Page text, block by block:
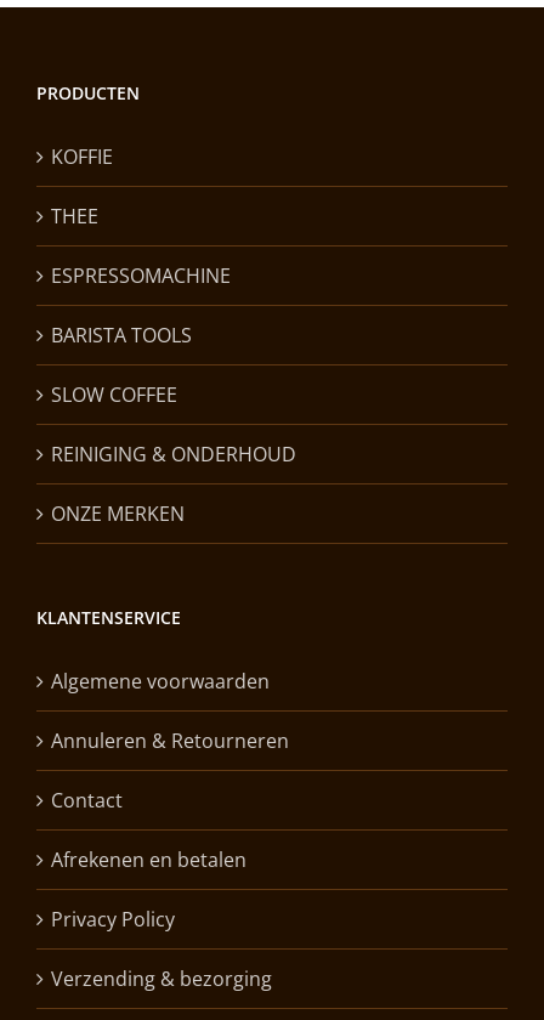
PRODUCTEN
KOFFIE
THEE
ESPRESSOMACHINE
BARISTA TOOLS
SLOW COFFEE
REINIGING & ONDERHOUD
ONZE MERKEN
KLANTENSERVICE
Algemene voorwaarden
Annuleren & Retourneren
Contact
Afrekenen en betalen
Privacy Policy
Verzending & bezorging